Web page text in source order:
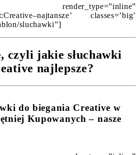
render_type=”inline”
classes=’big’
sluchawki”]
czyli jakie słuchawki
najlepsze?
do biegania Creative w
Kupowanych – nasze